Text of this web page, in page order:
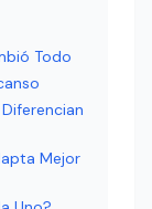
Todo
Mejor